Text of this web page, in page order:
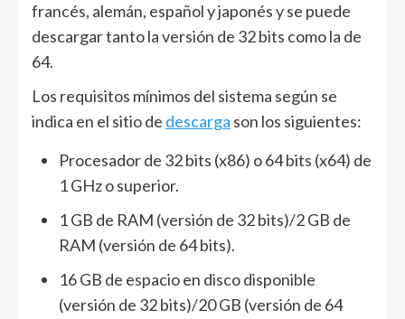
francés, alemán, español y japonés y se puede
descargar tanto la versión de 32 bits como la de
64.
Los requisitos mínimos del sistema según se
indica en el sitio de descarga son los siguientes:
Procesador de 32 bits (x86) o 64 bits (x64) de
1 GHz o superior.
1 GB de RAM (versión de 32 bits)/2 GB de
RAM (versión de 64 bits).
16 GB de espacio en disco disponible
(versión de 32 bits)/20 GB (versión de 64